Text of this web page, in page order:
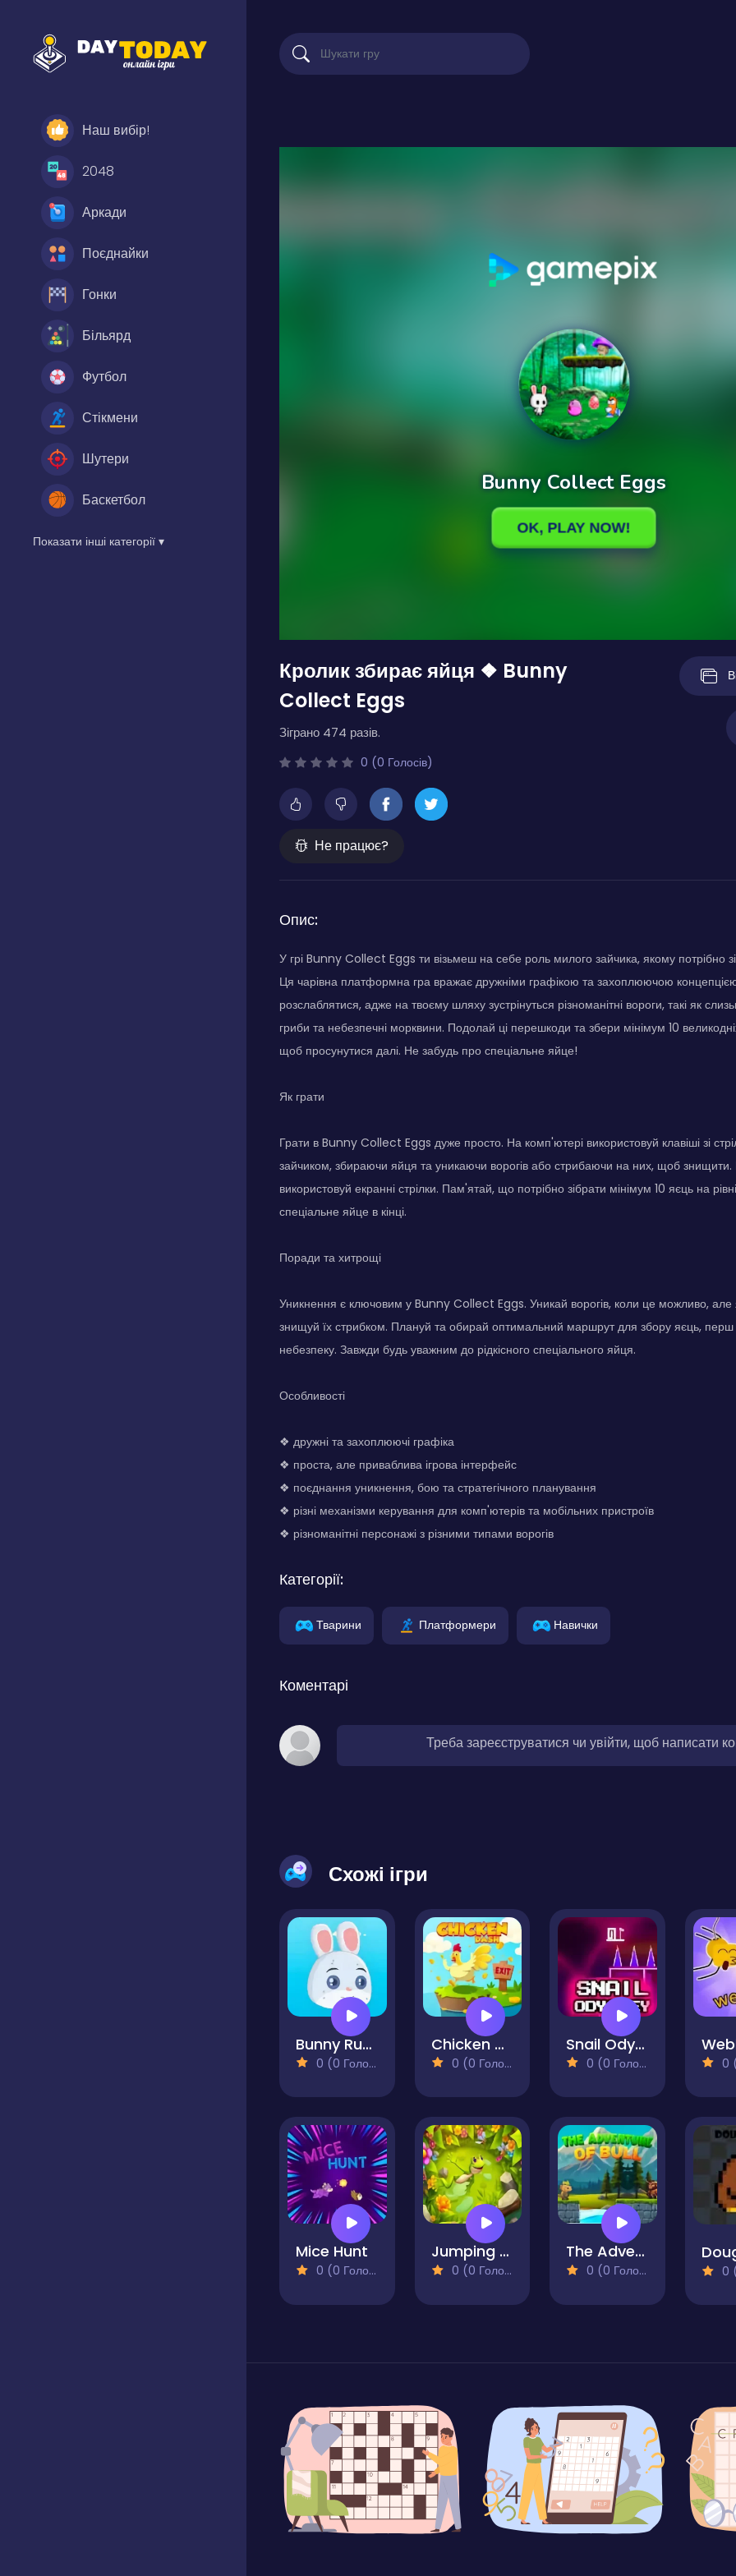
Наш вибір!
2048
Аркади
Поєднайки
Гонки
Більярд
Футбол
Стікмени
Шутери
Баскетбол
Показати інші категорії ▾
Кролик збирає яйця ❖ Bunny
Collect Eggs
Зіграно 474 разів.
0 (0 Голосів)
Не працює?
Опис:
У грі Bunny Collect Eggs ти візьмеш на себе роль милого зайчика, якому потрібно
Ця чарівна платформна гра вражає дружніми графікою та захоплюючою
розслаблятися, адже на твоєму шляху зустрінуться різноманітні вороги, такі як
гриби та небезпечні морквини. Подолай ці перешкоди та збери мінімум 10
щоб просунутися далі. Не забудь про спеціальне яйце!
Як грати
Грати в Bunny Collect Eggs дуже просто. На комп'ютері використовуй клавіші зі
зайчиком, збираючи яйця та уникаючи ворогів або стрибаючи на них, щоб
використовуй екранні стрілки. Пам'ятай, що потрібно зібрати мінімум 10 яєць на
спеціальне яйце в кінці.
Поради та хитрощі
Уникнення є ключовим у Bunny Collect Eggs. Уникай ворогів, коли це можливо, але
знищуй їх стрибком. Плануй та обирай оптимальний маршрут для збору яєць, перш
небезпеку. Завжди будь уважним до рідкісного спеціального яйця.
Особливості
❖ дружні та захоплюючі графіка
❖ проста, але приваблива ігрова інтерфейс
❖ поєднання уникнення, бою та стратегічного планування
❖ різні механізми керування для комп'ютерів та мобільних пристроїв
❖ різноманітні персонажі з різними типами ворогів
Категорії:
Тварини Платформери Навички
Коментарі
Треба зареєструватися чи увійти, щоб написати
Схожі ігри
Bunny Run Escape
0 (0 Голосів)
Chicken Dash
0 (0 Голосів)
Snail Odyssey - Hardest Game
0 (0 Голосів) 0
Mice Hunt
0 (0 Голосів)
Jumping Frog Adventure
0 (0 Голосів)
The Adventure of Bull
0 (0 Голосів) 0